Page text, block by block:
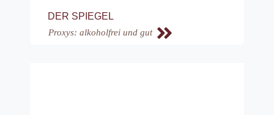
DER SPIEGEL
Proxys: alkoholfrei und gut